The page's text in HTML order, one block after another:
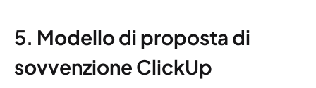
5. Modello di proposta di
sovvenzione ClickUp